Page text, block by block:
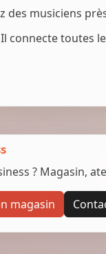
des musiciens
connecte toutes
? Magasin,
magasin